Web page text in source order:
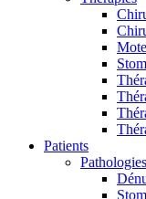
Pôle d’innovation
Stimulons
médicale.
présentez votre
Patients
Pathologies